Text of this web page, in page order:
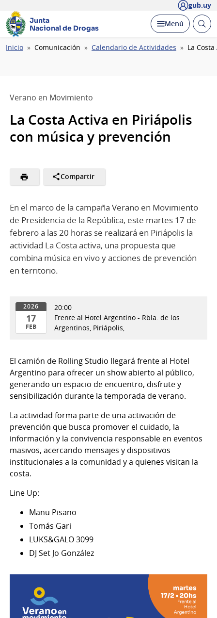
gub.uy
Junta
Nacional de Drogas
Desplegar
Menú Abrir
Ruta
Inicio Comunicación Calendario de Actividades La
Verano en Movimiento
La Costa Activa en Piriápolis
con música y prevención
Compartir
En el marco de la campaña Verano en Movimiento
de Presidencia de la República, este martes 17 de
febrero a las 20 horas se realizará en Piriápolis la
actividad La Costa activa, una propuesta que
combina música en vivo y acciones de prevención
en territorio.
2026
17
FEB
Feb
del
2026
20:00
Frente al Hotel Argentino - Rbla. de los
Argentinos, Piriápolis,
El camión de Rolling Studio llegará frente al Hotel
Argentino para ofrecer un show abierto al público,
generando un espacio de encuentro, disfrute y
sensibilización durante la temporada de verano.
La actividad forma parte de una activación de
prevención que busca promover el cuidado, la
información y la convivencia responsable en eventos
masivos, acercando mensajes y dispositivos
institucionales a la comunidad y a quienes visitan la
costa.
Line Up:
Manu Pisano
Tomás Gari
LUKS&GALO 3099
DJ Set Jo González